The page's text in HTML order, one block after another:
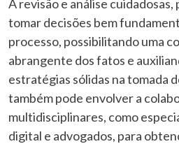
A revisão e análise
tomar decisões bem
processo, possibilitando uma
abrangente dos fatos e
estratégias sólidas na tomada
também pode envolver a
multidisciplinares, como
digital e advogados, para